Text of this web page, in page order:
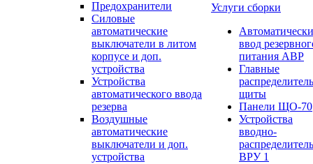
Предохранители
Силовые
автоматические
выключатели в литом
корпусе и доп.
устройства
Устройства
автоматического ввода
резерва
Воздушные
автоматические
выключатели и доп.
устройства
Услуги сборки
ввод
питания АВР
Главные
щиты
Панели ЩО-70
Устройства
вводно-
ВРУ 1